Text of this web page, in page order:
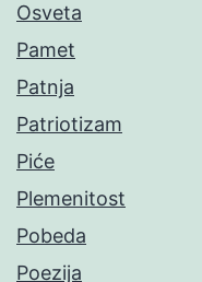
Osveta
Pamet
Patnja
Patriotizam
Piće
Plemenitost
Pobeda
Poezija